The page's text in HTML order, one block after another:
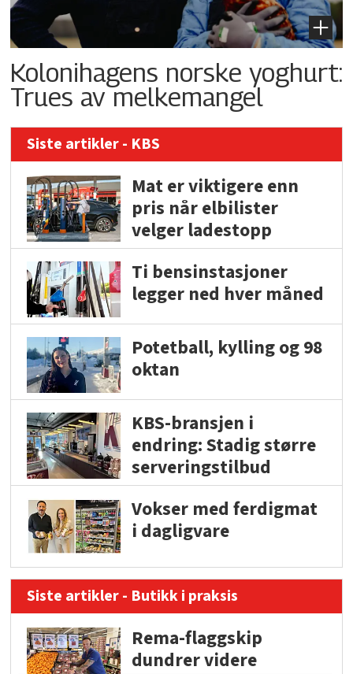
Kolonihagens norske yoghurt:
Trues av melkemangel
Siste artikler - KBS
Mat er viktigere enn
pris når elbilister
velger ladestopp
Ti bensinstasjoner
legger ned hver måned
Potetball, kylling og 98
oktan
KBS-bransjen i
endring: Stadig større
serveringstilbud
Vokser med ferdigmat
i dagligvare
Siste artikler - Butikk i praksis
Rema-flaggskip
dundrer videre